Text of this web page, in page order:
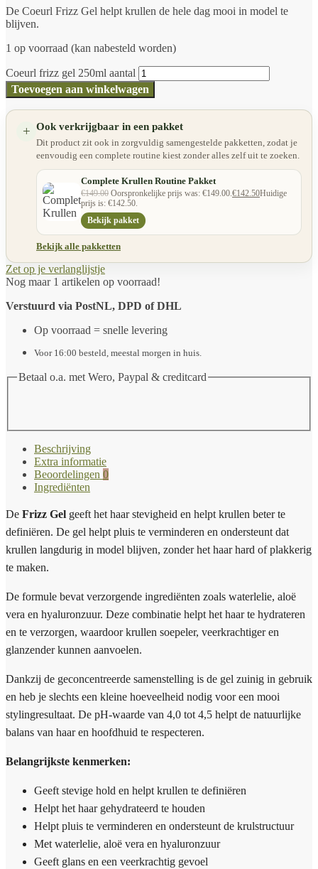
De Coeurl Frizz Gel helpt krullen de hele dag mooi in model te
blijven.
1 op voorraad (kan nabesteld worden)
Coeurl frizz gel 250ml aantal
Toevoegen aan winkelwagen
+ Ook verkrijgbaar in een pakket
Dit product zit ook in zorgvuldig samengestelde pakketten, zodat je
eenvoudig een complete routine kiest zonder alles zelf uit te zoeken.
Complete Krullen Routine Pakket
€149.00 Oorspronkelijke prijs was: €149.00. €142.50Huidige
prijs is: €142.50.
Bekijk pakket
Bekijk alle pakketten
Zet op je verlanglijstje
Nog maar 1 artikelen op voorraad!
Verstuurd via PostNL, DPD of DHL
Op voorraad = snelle levering
Voor 16:00 besteld, meestal morgen in huis.
Betaal o.a. met Wero, Paypal & creditcard
Beschrijving
Extra informatie
Beoordelingen 0
Ingrediënten
De Frizz Gel geeft het haar stevigheid en helpt krullen beter te
definiëren. De gel helpt pluis te verminderen en ondersteunt dat
krullen langdurig in model blijven, zonder het haar hard of plakkerig
te maken.
De formule bevat verzorgende ingrediënten zoals waterlelie, aloë
vera en hyaluronzuur. Deze combinatie helpt het haar te hydrateren
en te verzorgen, waardoor krullen soepeler, veerkrachtiger en
glanzender kunnen aanvoelen.
Dankzij de geconcentreerde samenstelling is de gel zuinig in gebruik
en heb je slechts een kleine hoeveelheid nodig voor een mooi
stylingresultaat. De pH-waarde van 4,0 tot 4,5 helpt de natuurlijke
balans van haar en hoofdhuid te respecteren.
Belangrijkste kenmerken:
Geeft stevige hold en helpt krullen te definiëren
Helpt het haar gehydrateerd te houden
Helpt pluis te verminderen en ondersteunt de krulstructuur
Met waterlelie, aloë vera en hyaluronzuur
Geeft glans en een veerkrachtig gevoel